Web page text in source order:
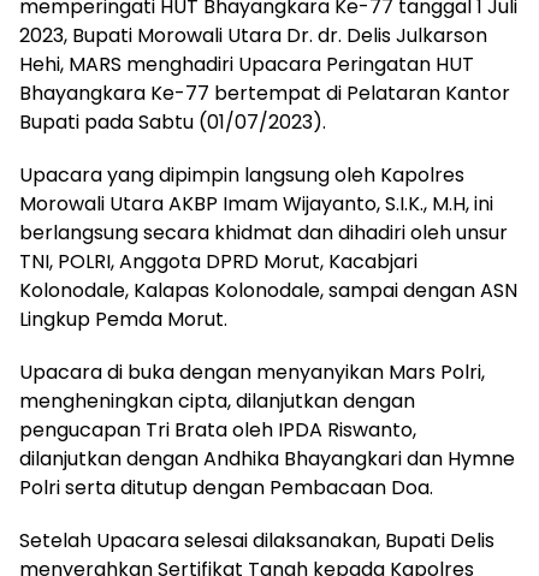
memperingati HUT Bhayangkara Ke-77 tanggal 1 Juli
2023, Bupati Morowali Utara Dr. dr. Delis Julkarson
Hehi, MARS menghadiri Upacara Peringatan HUT
Bhayangkara Ke-77 bertempat di Pelataran Kantor
Bupati pada Sabtu (01/07/2023).
Upacara yang dipimpin langsung oleh Kapolres
Morowali Utara AKBP Imam Wijayanto, S.I.K., M.H, ini
berlangsung secara khidmat dan dihadiri oleh unsur
TNI, POLRI, Anggota DPRD Morut, Kacabjari
Kolonodale, Kalapas Kolonodale, sampai dengan ASN
Lingkup Pemda Morut.
Upacara di buka dengan menyanyikan Mars Polri,
mengheningkan cipta, dilanjutkan dengan
pengucapan Tri Brata oleh IPDA Riswanto,
dilanjutkan dengan Andhika Bhayangkari dan Hymne
Polri serta ditutup dengan Pembacaan Doa.
Setelah Upacara selesai dilaksanakan, Bupati Delis
menyerahkan Sertifikat Tanah kepada Kapolres